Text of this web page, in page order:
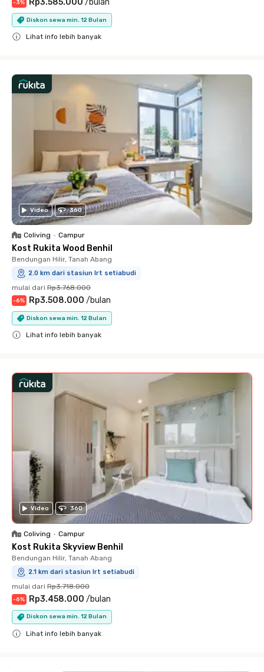
-3% Rp3.585.000 /bulan
Diskon sewa min. 12 Bulan
Lihat info lebih banyak
Video 360
Coliving • Campur
Kost Rukita Wood Benhil
Bendungan Hilir, Tanah Abang
2.0 km dari stasiun lrt setiabudi
mulai dari Rp3.768.000
-6% Rp3.508.000 /bulan
Diskon sewa min. 12 Bulan
Lihat info lebih banyak
Video 360
Coliving • Campur
Kost Rukita Skyview Benhil
Bendungan Hilir, Tanah Abang
2.1 km dari stasiun lrt setiabudi
mulai dari Rp3.718.000
-6% Rp3.458.000 /bulan
Diskon sewa min. 12 Bulan
Lihat info lebih banyak